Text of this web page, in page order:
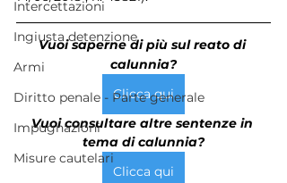
Intercettazioni
Ingiusta detenzione
Armi
Diritto penale - Parte generale
Impugnazioni
Misure cautelari
Vuoi saperne di più sul reato di
calunnia?
Clicca qui
Vuoi consultare altre sentenze in
tema di calunnia?
Clicca qui